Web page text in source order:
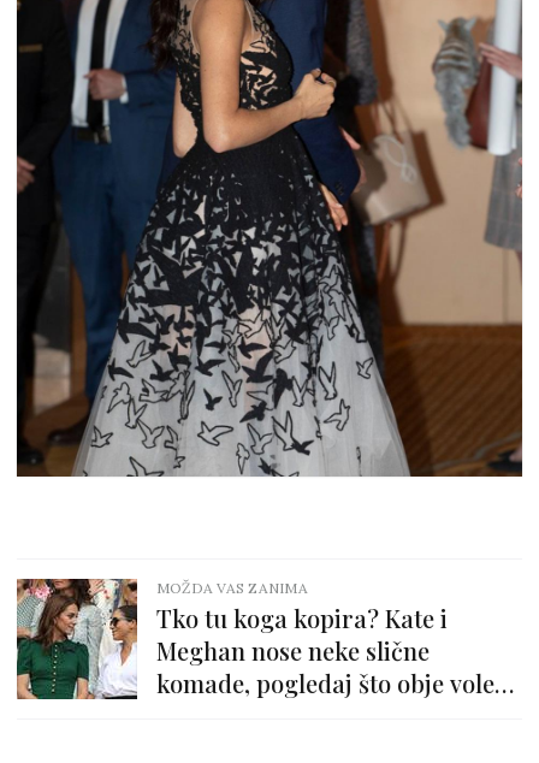
MOŽDA VAS ZANIMA
Tko tu koga kopira? Kate i
Meghan nose neke slične
komade, pogledaj što obje vole